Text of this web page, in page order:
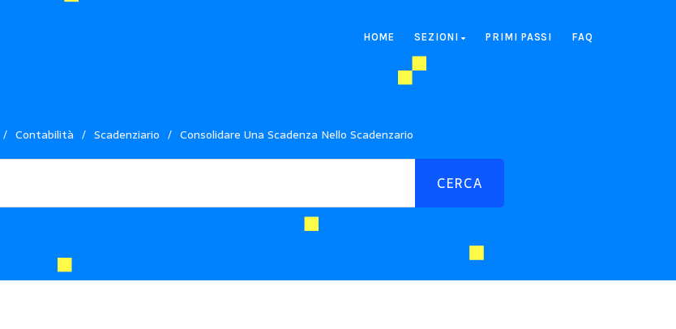
HOME SEZIONI PRIMI PASSI FAQ
/ Contabilità / Scadenziario / Consolidare Una Scadenza Nello Scadenzario